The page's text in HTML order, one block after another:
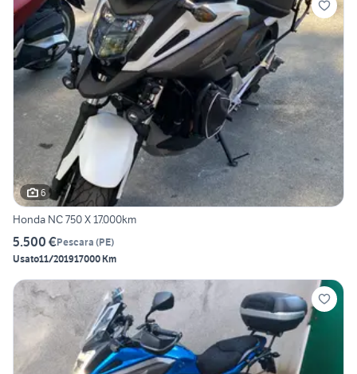
6
Honda NC 750 X 17.000km
5.500 €Pescara (PE)
Usato11/201917000 Km